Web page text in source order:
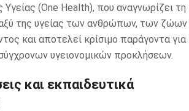
Υγείας (One Health), που αναγνωρίζει τη
της υγείας των ανθρώπων, των ζώων
και αποτελεί κρίσιμο παράγοντα για
υγειονομικών προκλήσεων.
και εκπαιδευτικά